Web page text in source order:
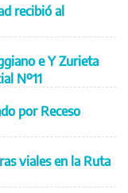
recibió al
e Y Zurieta
Nº11
por Receso
viales en la Ruta